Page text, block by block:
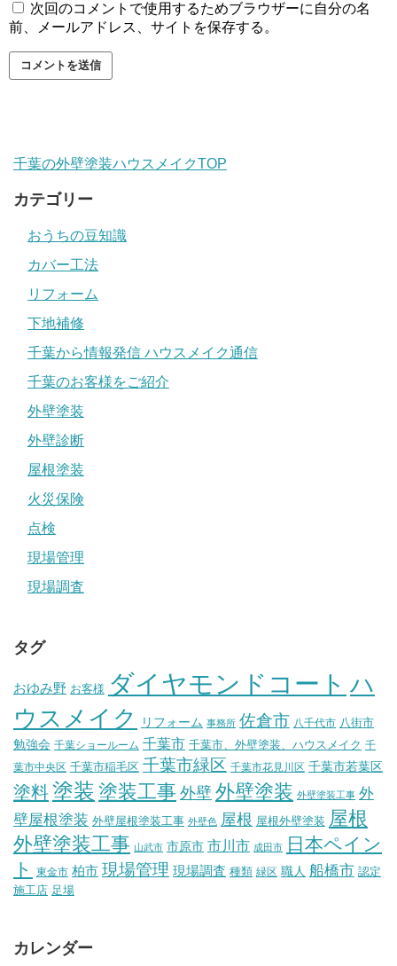
次回のコメントで使用するためブラウザーに自分の名
前、メールアドレス、サイトを保存する。
千葉の外壁塗装ハウスメイクTOP
カテゴリー
おうちの豆知識
カバー工法
リフォーム
下地補修
千葉から情報発信 ハウスメイク通信
千葉のお客様をご紹介
外壁塗装
外壁診断
屋根塗装
火災保険
点検
現場管理
現場調査
タグ
おゆみ野 お客様 ダイヤモンドコート ハ
ウスメイク
リフォーム 事務所 佐倉市 八千代市 八街市
勉強会 千葉ショールーム 千葉市 千葉市、外壁塗装、ハウスメイク 千
葉市中央区 千葉市稲毛区 千葉市緑区 千葉市花見川区 千葉市若葉区
塗料塗装 塗装工事 外壁 外壁塗装 外壁塗装工事 外
壁屋根塗装 外壁屋根塗装工事 外壁色 屋根 屋根外壁塗装 屋根
外壁塗装工事 山武市 市原市 市川市 成田市
日本ペイン
ト
東金市 柏市 現場管理 現場調査 種類 緑区 職人 船橋市 認定
施工店 足場
カレンダー